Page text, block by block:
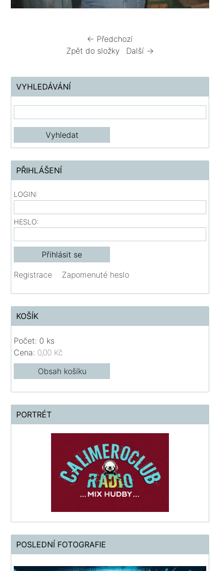
← Předchozí
Zpět do složky
Další →
VYHLEDÁVÁNÍ
PŘIHLÁŠENÍ
LOGIN:
HESLO:
Registrace Zapomenuté heslo
KOŠÍK
Počet: 0 ks
Cena: 0,00 Kč
Obsah košíku
PORTRÉT
POSLEDNÍ FOTOGRAFIE